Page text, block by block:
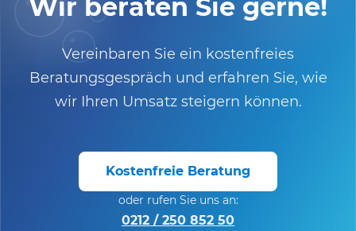
Wir beraten Sie gerne!
Vereinbaren Sie ein kostenfreies
Beratungsgespräch und erfahren Sie, wie
wir Ihren Umsatz steigern können.
Kostenfreie Beratung
oder rufen Sie uns an:
0212 / 250 852 50